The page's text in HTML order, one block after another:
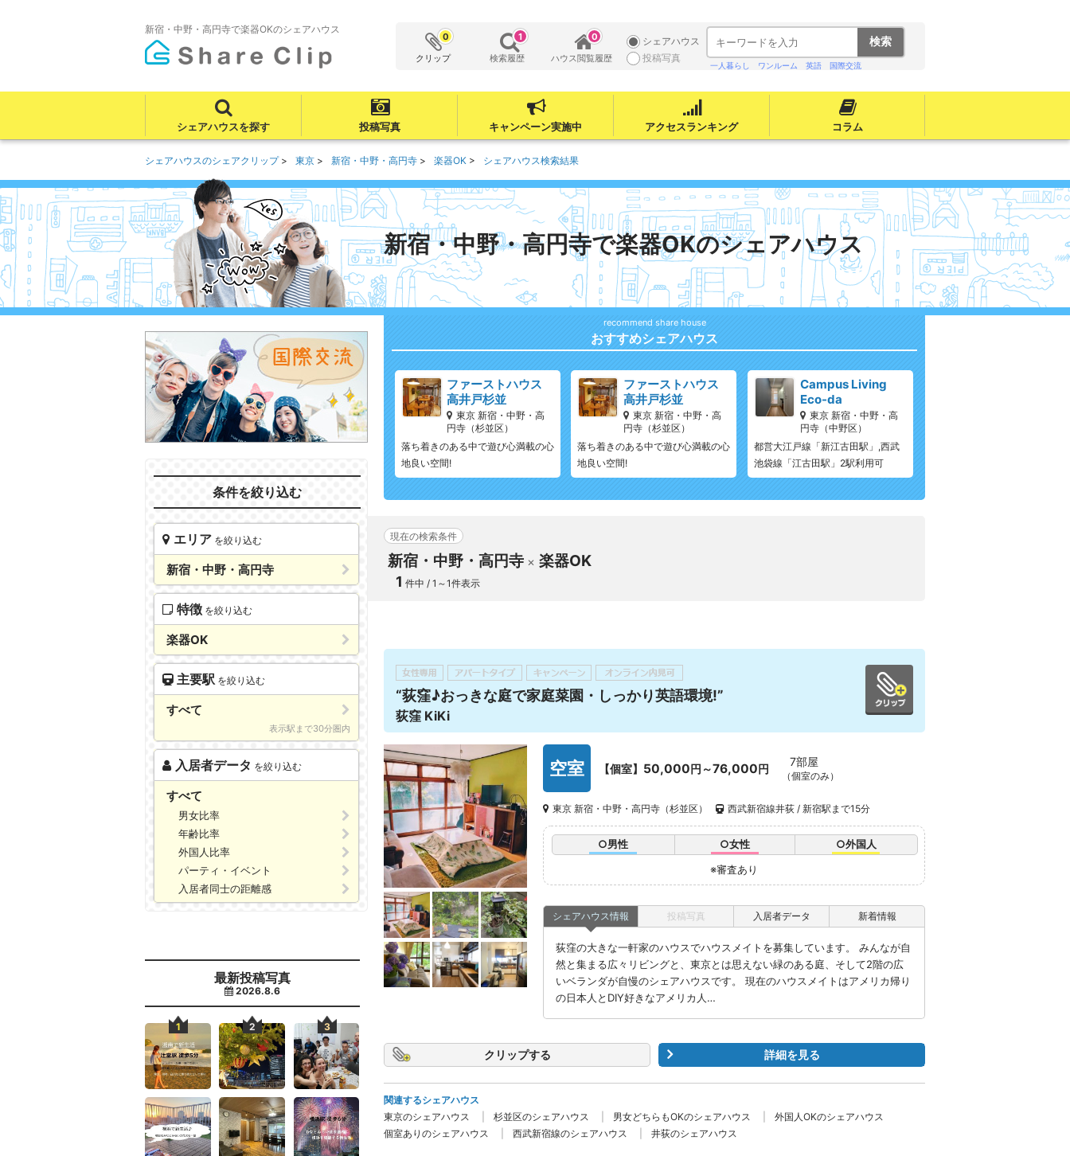
新宿・中野・高円寺で楽器OKのシェアハウス
クリップ
0
検索履歴
1
ハウス閲覧履歴
0
シェアハウス
投稿写真
一人暮らし ワンルーム 英語 国際交流
シェアハウスを探す 投稿写真 キャンペーン実施中 アクセスランキング コラム
シェアハウスのシェアクリップ 東京 新宿・中野・高円寺 楽器OK シェアハウス検索結果
新宿・中野・高円寺で楽器OKのシェアハウス
条件を絞り込む
エリア を絞り込む
新宿・中野・高円寺
特徴 を絞り込む
楽器OK
主要駅 を絞り込む
すべて
表示駅まで30分圏内
入居者データ を絞り込む
すべて
男女比率
年齢比率
外国人比率
パーティ・イベント
入居者同士の距離感
最新投稿写真
2026.8.6
おすすめシェアハウス
ファーストハウス
高井戸杉並
東京 新宿・中野・高
円寺（杉並区）
落ち着きのある中で遊び心満載の心
地良い空間!
ファーストハウス
高井戸杉並
東京 新宿・中野・高
円寺（杉並区）
落ち着きのある中で遊び心満載の心
地良い空間!
Campus Living
Eco-da
東京 新宿・中野・高
円寺（中野区）
都営大江戸線「新江古田駅」,西武
池袋線「江古田駅」2駅利用可
現在の検索条件
新宿・中野・高円寺 楽器OK
1 件中 / 1～1件表示
“荻窪♪おっきな庭で家庭菜園・しっかり英語環境!”
荻窪 KiKi
空室 【個室】 50,000円～76,000円 7部屋
（個室のみ）
東京 新宿・中野・高円寺（杉並区） 西武新宿線井荻 / 新宿駅まで15分
○男性 ○女性
○外国人
※審査あり
シェアハウス情報
荻窪の大きな一軒家のハウスでハウスメイトを募集しています。 みんなが自
然と集まる広々リビングと、東京とは思えない緑のある庭、そして2階の広
いベランダが自慢のシェアハウスです。 現在のハウスメイトはアメリカ帰り
の日本人とDIY好きなアメリカ人…
投稿写真 入居者データ 新着情報
クリップ 詳細を見る
関連するシェアハウス
東京のシェアハウス
杉並区のシェアハウス 男女どちらもOKのシェアハウス
外国人OKのシェアハウス
個室ありのシェアハウス
西武新宿線のシェアハウス 井荻のシェアハウス